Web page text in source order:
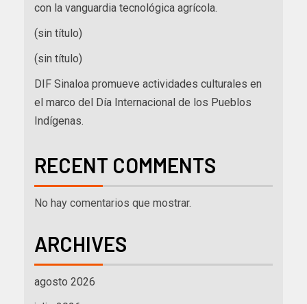
con la vanguardia tecnológica agrícola.
(sin título)
(sin título)
DIF Sinaloa promueve actividades culturales en
el marco del Día Internacional de los Pueblos
Indígenas.
RECENT COMMENTS
No hay comentarios que mostrar.
ARCHIVES
agosto 2026